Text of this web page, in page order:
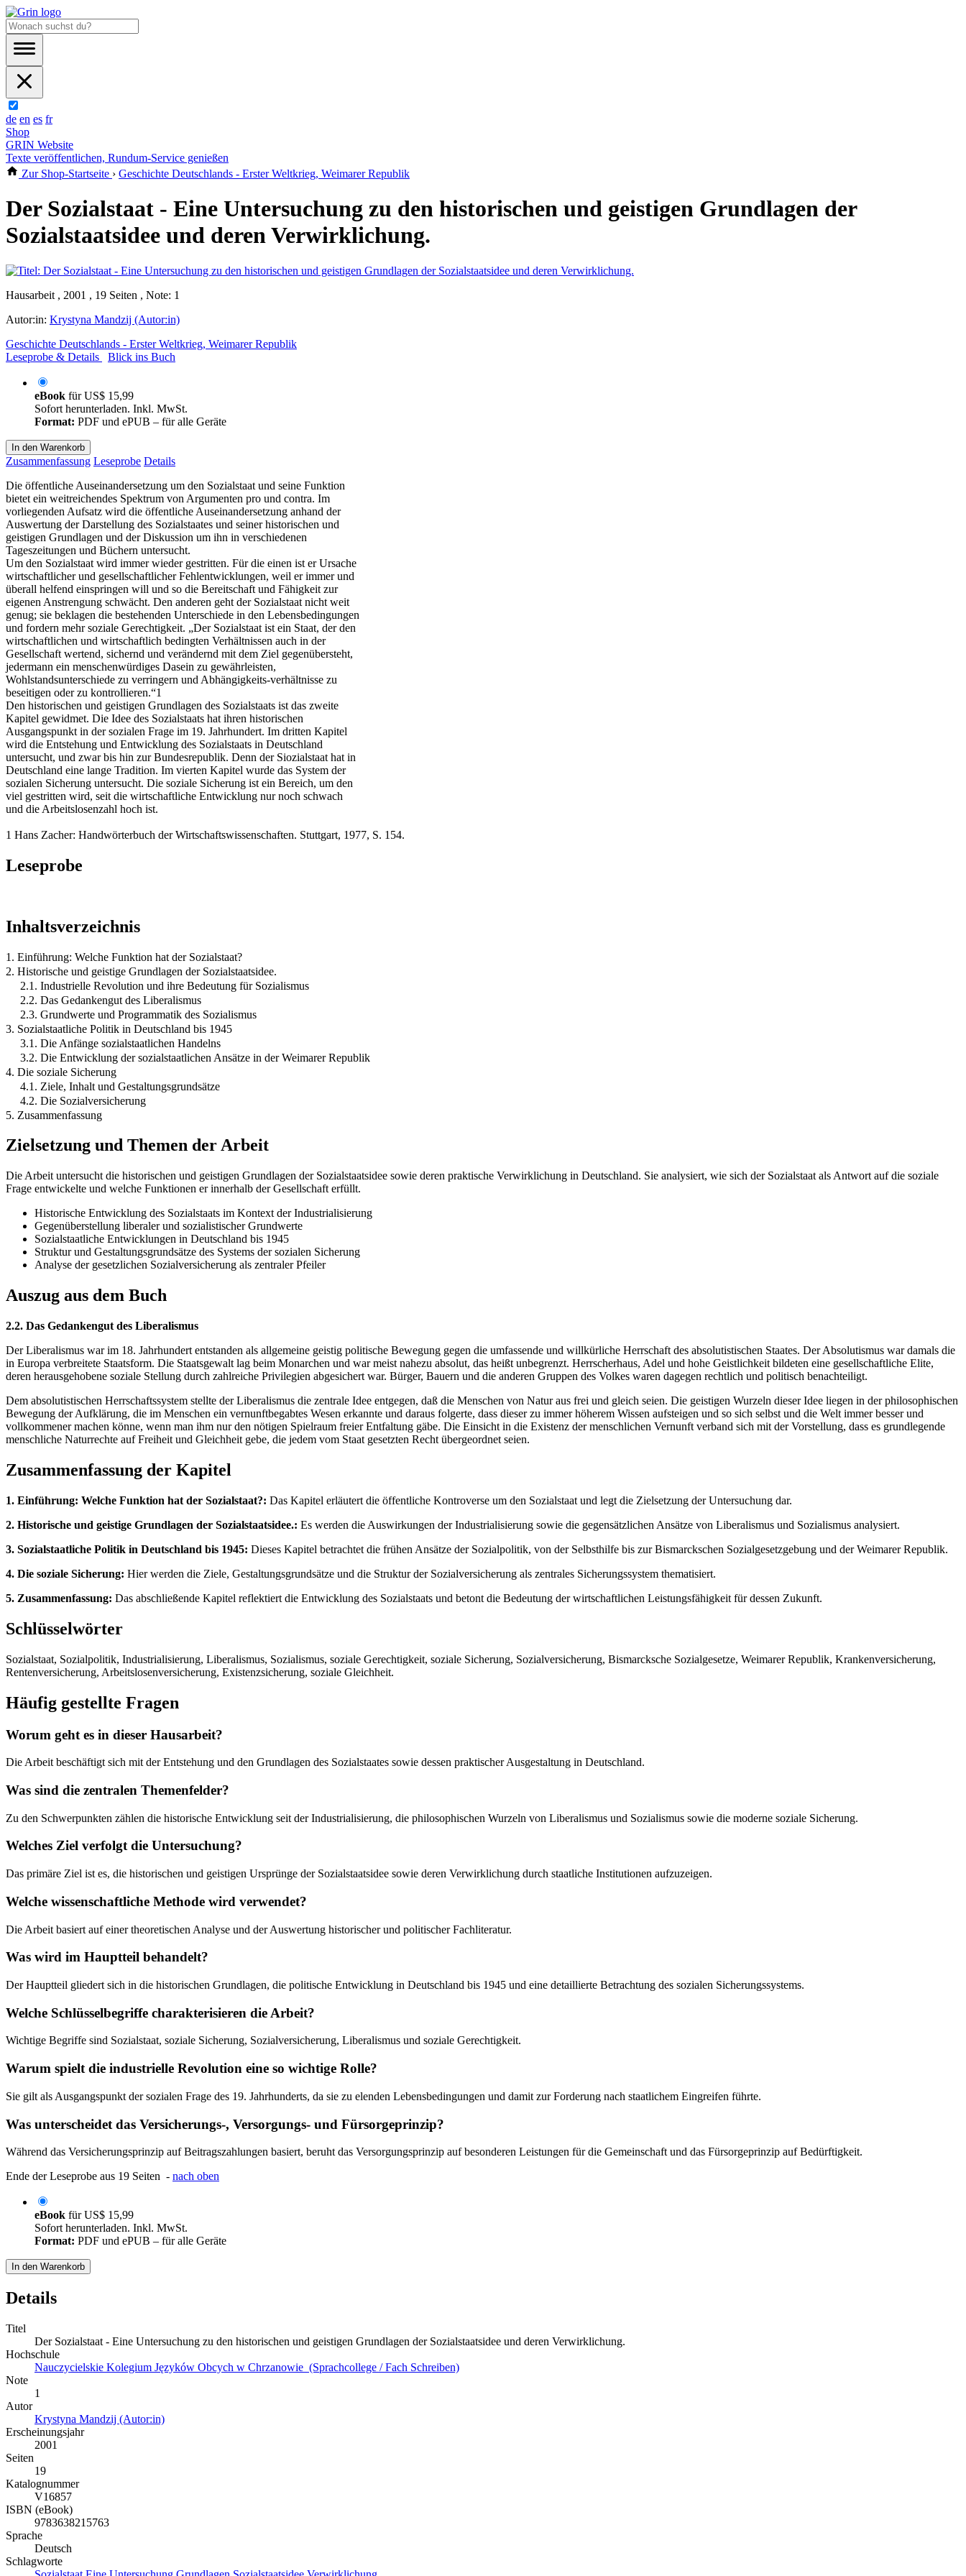
de en es fr
Shop
GRIN Website
Texte veröffentlichen, Rundum-Service genießen
Zur Shop-Startseite › Geschichte Deutschlands - Erster Weltkrieg, Weimarer Republik
Der Sozialstaat - Eine Untersuchung zu den historischen und geistigen Grundlagen der
Sozialstaatsidee und deren Verwirklichung.
Hausarbeit , 2001 , 19 Seiten , Note: 1
Autor:in: Krystyna Mandzij (Autor:in)
Geschichte Deutschlands - Erster Weltkrieg, Weimarer Republik
Leseprobe & Details
Blick ins Buch
eBook fürUS$ 15,99
Sofort herunterladen. Inkl. MwSt.
Format: PDF und ePUB – für alle Geräte
In den Warenkorb
Zusammenfassung Leseprobe Details
Die öffentliche Auseinandersetzung um den Sozialstaat und seine Funktion
bietet ein weitreichendes Spektrum von Argumenten pro und contra. Im
vorliegenden Aufsatz wird die öffentliche Auseinandersetzung anhand der
Auswertung der Darstellung des Sozialstaates und seiner historischen und
geistigen Grundlagen und der Diskussion um ihn in verschiedenen
Tageszeitungen und Büchern untersucht.
Um den Sozialstaat wird immer wieder gestritten. Für die einen ist er Ursache
wirtschaftlicher und gesellschaftlicher Fehlentwicklungen, weil er immer und
überall helfend einspringen will und so die Bereitschaft und Fähigkeit zur
eigenen Anstrengung schwächt. Den anderen geht der Sozialstaat nicht weit
genug; sie beklagen die bestehenden Unterschiede in den Lebensbedingungen
und fordern mehr soziale Gerechtigkeit. „Der Sozialstaat ist ein Staat, der den
wirtschaftlichen und wirtschaftlich bedingten Verhältnissen auch in der
Gesellschaft wertend, sichernd und verändernd mit dem Ziel gegenübersteht,
jedermann ein menschenwürdiges Dasein zu gewährleisten,
Wohlstandsunterschiede zu verringern und Abhängigkeits-verhältnisse zu
beseitigen oder zu kontrollieren.“1
Den historischen und geistigen Grundlagen des Sozialstaats ist das zweite
Kapitel gewidmet. Die Idee des Sozialstaats hat ihren historischen
Ausgangspunkt in der sozialen Frage im 19. Jahrhundert. Im dritten Kapitel
wird die Entstehung und Entwicklung des Sozialstaats in Deutschland
untersucht, und zwar bis hin zur Bundesrepublik. Denn der Siozialstaat hat in
Deutschland eine lange Tradition. Im vierten Kapitel wurde das System der
sozialen Sicherung untersucht. Die soziale Sicherung ist ein Bereich, um den
viel gestritten wird, seit die wirtschaftliche Entwicklung nur noch schwach
und die Arbeitslosenzahl hoch ist.
1 Hans Zacher: Handwörterbuch der Wirtschaftswissenschaften. Stuttgart, 1977, S. 154.
Leseprobe
Inhaltsverzeichnis
1. Einführung: Welche Funktion hat der Sozialstaat?
2. Historische und geistige Grundlagen der Sozialstaatsidee.
2.1. Industrielle Revolution und ihre Bedeutung für Sozialismus
2.2. Das Gedankengut des Liberalismus
2.3. Grundwerte und Programmatik des Sozialismus
3. Sozialstaatliche Politik in Deutschland bis 1945
3.1. Die Anfänge sozialstaatlichen Handelns
3.2. Die Entwicklung der sozialstaatlichen Ansätze in der Weimarer Republik
4. Die soziale Sicherung
4.1. Ziele, Inhalt und Gestaltungsgrundsätze
4.2. Die Sozialversicherung
5. Zusammenfassung
Zielsetzung und Themen der Arbeit
Die Arbeit untersucht die historischen und geistigen Grundlagen der Sozialstaatsidee sowie deren praktische Verwirklichung in Deutschland. Sie analysiert, wie sich der Sozialstaat als Antwort auf die soziale
Frage entwickelte und welche Funktionen er innerhalb der Gesellschaft erfüllt.
Historische Entwicklung des Sozialstaats im Kontext der Industrialisierung
Gegenüberstellung liberaler und sozialistischer Grundwerte
Sozialstaatliche Entwicklungen in Deutschland bis 1945
Struktur und Gestaltungsgrundsätze des Systems der sozialen Sicherung
Analyse der gesetzlichen Sozialversicherung als zentraler Pfeiler
Auszug aus dem Buch
2.2. Das Gedankengut des Liberalismus
Der Liberalismus war im 18. Jahrhundert entstanden als allgemeine geistig politische Bewegung gegen die umfassende und willkürliche Herrschaft des absolutistischen Staates. Der Absolutismus war damals die
in Europa verbreitete Staatsform. Die Staatsgewalt lag beim Monarchen und war meist nahezu absolut, das heißt unbegrenzt. Herrscherhaus, Adel und hohe Geistlichkeit bildeten eine gesellschaftliche Elite,
deren herausgehobene soziale Stellung durch zahlreiche Privilegien abgesichert war. Bürger, Bauern und die anderen Gruppen des Volkes waren dagegen rechtlich und politisch benachteiligt.
Dem absolutistischen Herrschaftssystem stellte der Liberalismus die zentrale Idee entgegen, daß die Menschen von Natur aus frei und gleich seien. Die geistigen Wurzeln dieser Idee liegen in der philosophischen
Bewegung der Aufklärung, die im Menschen ein vernunftbegabtes Wesen erkannte und daraus folgerte, dass dieser zu immer höherem Wissen aufsteigen und so sich selbst und die Welt immer besser und
vollkommener machen könne, wenn man ihm nur den nötigen Spielraum freier Entfaltung gäbe. Die Einsicht in die Existenz der menschlichen Vernunft verband sich mit der Vorstellung, dass es grundlegende
menschliche Naturrechte auf Freiheit und Gleichheit gebe, die jedem vom Staat gesetzten Recht übergeordnet seien.
Zusammenfassung der Kapitel
1. Einführung: Welche Funktion hat der Sozialstaat?: Das Kapitel erläutert die öffentliche Kontroverse um den Sozialstaat und legt die Zielsetzung der Untersuchung dar.
2. Historische und geistige Grundlagen der Sozialstaatsidee.: Es werden die Auswirkungen der Industrialisierung sowie die gegensätzlichen Ansätze von Liberalismus und Sozialismus analysiert.
3. Sozialstaatliche Politik in Deutschland bis 1945: Dieses Kapitel betrachtet die frühen Ansätze der Sozialpolitik, von der Selbsthilfe bis zur Bismarckschen Sozialgesetzgebung und der Weimarer Republik.
4. Die soziale Sicherung: Hier werden die Ziele, Gestaltungsgrundsätze und die Struktur der Sozialversicherung als zentrales Sicherungssystem thematisiert.
5. Zusammenfassung: Das abschließende Kapitel reflektiert die Entwicklung des Sozialstaats und betont die Bedeutung der wirtschaftlichen Leistungsfähigkeit für dessen Zukunft.
Schlüsselwörter
Sozialstaat, Sozialpolitik, Industrialisierung, Liberalismus, Sozialismus, soziale Gerechtigkeit, soziale Sicherung, Sozialversicherung, Bismarcksche Sozialgesetze, Weimarer Republik, Krankenversicherung,
Rentenversicherung, Arbeitslosenversicherung, Existenzsicherung, soziale Gleichheit.
Häufig gestellte Fragen
Worum geht es in dieser Hausarbeit?
Die Arbeit beschäftigt sich mit der Entstehung und den Grundlagen des Sozialstaates sowie dessen praktischer Ausgestaltung in Deutschland.
Was sind die zentralen Themenfelder?
Zu den Schwerpunkten zählen die historische Entwicklung seit der Industrialisierung, die philosophischen Wurzeln von Liberalismus und Sozialismus sowie die moderne soziale Sicherung.
Welches Ziel verfolgt die Untersuchung?
Das primäre Ziel ist es, die historischen und geistigen Ursprünge der Sozialstaatsidee sowie deren Verwirklichung durch staatliche Institutionen aufzuzeigen.
Welche wissenschaftliche Methode wird verwendet?
Die Arbeit basiert auf einer theoretischen Analyse und der Auswertung historischer und politischer Fachliteratur.
Was wird im Hauptteil behandelt?
Der Hauptteil gliedert sich in die historischen Grundlagen, die politische Entwicklung in Deutschland bis 1945 und eine detaillierte Betrachtung des sozialen Sicherungssystems.
Welche Schlüsselbegriffe charakterisieren die Arbeit?
Wichtige Begriffe sind Sozialstaat, soziale Sicherung, Sozialversicherung, Liberalismus und soziale Gerechtigkeit.
Warum spielt die industrielle Revolution eine so wichtige Rolle?
Sie gilt als Ausgangspunkt der sozialen Frage des 19. Jahrhunderts, da sie zu elenden Lebensbedingungen und damit zur Forderung nach staatlichem Eingreifen führte.
Was unterscheidet das Versicherungs-, Versorgungs- und Fürsorgeprinzip?
Während das Versicherungsprinzip auf Beitragszahlungen basiert, beruht das Versorgungsprinzip auf besonderen Leistungen für die Gemeinschaft und das Fürsorgeprinzip auf Bedürftigkeit.
Ende der Leseprobe aus 19 Seiten - nach oben
eBook fürUS$ 15,99
Sofort herunterladen. Inkl. MwSt.
Format: PDF und ePUB – für alle Geräte
In den Warenkorb
Details
Titel
Der Sozialstaat - Eine Untersuchung zu den historischen und geistigen Grundlagen der Sozialstaatsidee und deren Verwirklichung.
Hochschule
Nauczycielskie Kolegium Języków Obcych w Chrzanowie (Sprachcollege / Fach Schreiben)
Note
1
Autor
Krystyna Mandzij (Autor:in)
Erscheinungsjahr
2001
Seiten
19
Katalognummer
V16857
ISBN (eBook)
9783638215763
Sprache
Deutsch
Schlagworte